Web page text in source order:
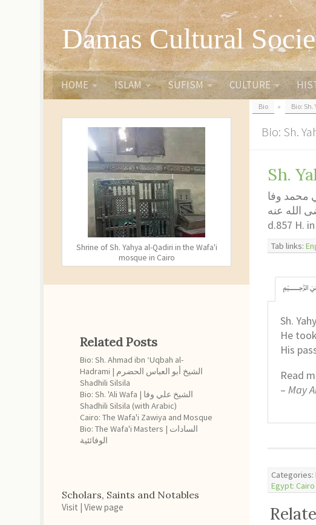
Skip to content
Damas Cultural
HOME ISLAM SUFISM CULTURE
Bio »
Sh.
محمد وفا
الله عنه
d.857 H.
Tab links:
Sh.
He
His
Read
– May
Categories:
Egypt: Cairo
Shrine of Sh. Yahya al-Qadiri in the Wafa'i
mosque in Cairo
Related Posts
Bio: Sh. Ahmad ibn ‘Uqbah al-
Hadrami | الشيخ أبو العباس الحضرم
Shadhili Silsila
Bio: Sh. 'Ali Wafa | الشيخ علي وفا
Shadhili Silsila (with Arabic)
Cairo: The Wafa'i Zawiya and Mosque
Bio: The Wafa'i Masters | السادات
الوفائئية
Scholars, Saints and Notables
Visit | View page